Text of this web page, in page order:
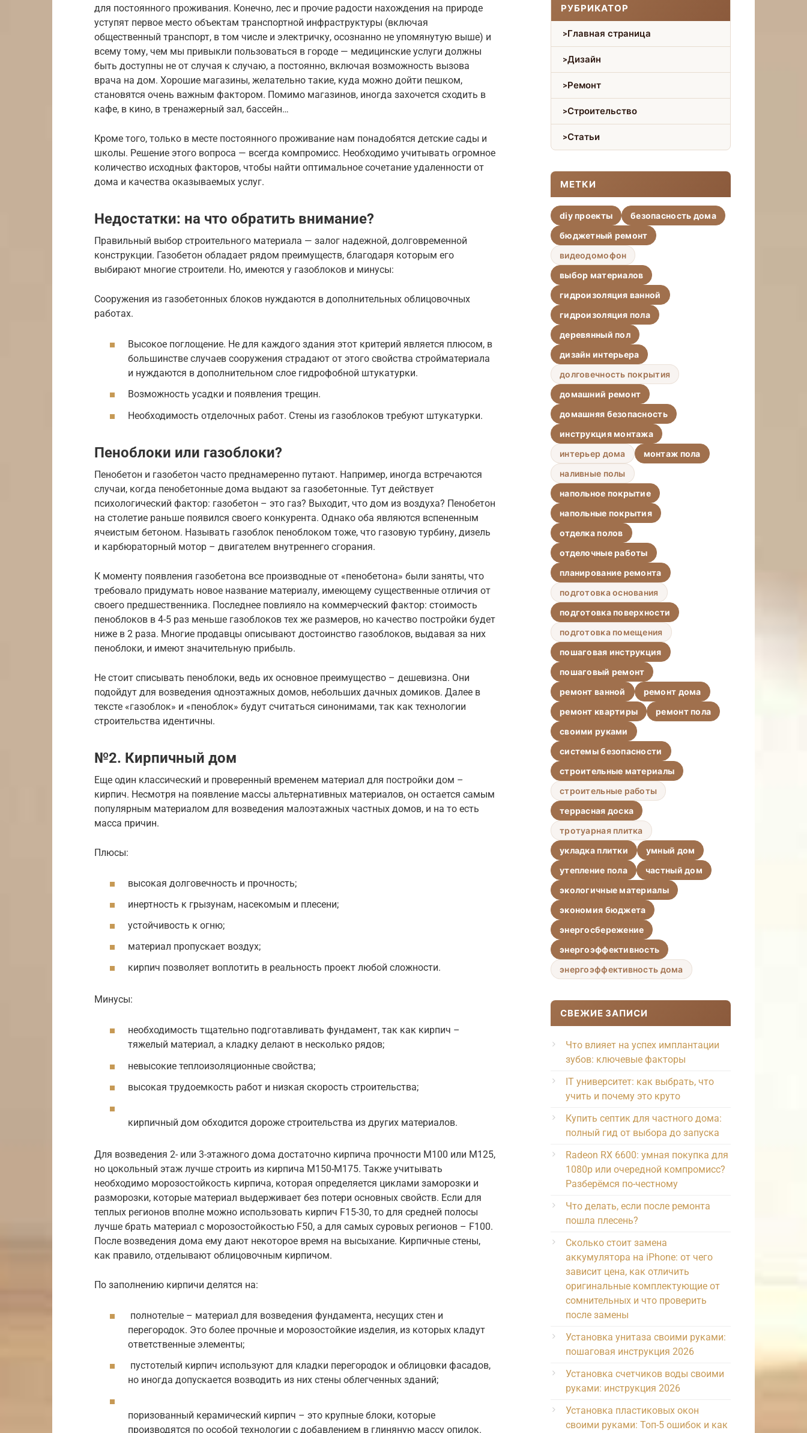
для постоянного проживания. Конечно, лес и прочие радости нахождения на природе
уступят первое место объектам транспортной инфраструктуры (включая
общественный транспорт, в том числе и электричку, осознанно не упомянутую выше) и
всему тому, чем мы привыкли пользоваться в городе — медицинские услуги должны
быть доступны не от случая к случаю, а постоянно, включая возможность вызова
врача на дом. Хорошие магазины, желательно такие, куда можно дойти пешком,
становятся очень важным фактором. Помимо магазинов, иногда захочется сходить в
кафе, в кино, в тренажерный зал, бассейн…
Кроме того, только в месте постоянного проживание нам понадобятся детские сады и
школы. Решение этого вопроса — всегда компромисс. Необходимо учитывать огромное
количество исходных факторов, чтобы найти оптимальное сочетание удаленности от
дома и качества оказываемых услуг.
Недостатки: на что обратить внимание?
Правильный выбор строительного материала — залог надежной, долговременной
конструкции. Газобетон обладает рядом преимуществ, благодаря которым его
выбирают многие строители. Но, имеются у газоблоков и минусы:
Сооружения из газобетонных блоков нуждаются в дополнительных облицовочных
работах.
Высокое поглощение. Не для каждого здания этот критерий является плюсом, в
большинстве случаев сооружения страдают от этого свойства стройматериала
и нуждаются в дополнительном слое гидрофобной штукатурки.
Возможность усадки и появления трещин.
Необходимость отделочных работ. Стены из газоблоков требуют штукатурки.
Пеноблоки или газоблоки?
Пенобетон и газобетон часто преднамеренно путают. Например, иногда встречаются
случаи, когда пенобетонные дома выдают за газобетонные. Тут действует
психологический фактор: газобетон – это газ? Выходит, что дом из воздуха? Пенобетон
на столетие раньше появился своего конкурента. Однако оба являются вспененным
ячеистым бетоном. Называть газоблок пеноблоком тоже, что газовую турбину, дизель
и карбюраторный мотор – двигателем внутреннего сгорания.
К моменту появления газобетона все производные от «пенобетона» были заняты, что
требовало придумать новое название материалу, имеющему существенные отличия от
своего предшественника. Последнее повлияло на коммерческий фактор: стоимость
пеноблоков в 4-5 раз меньше газоблоков тех же размеров, но качество постройки будет
ниже в 2 раза. Многие продавцы описывают достоинство газоблоков, выдавая за них
пеноблоки, и имеют значительную прибыль.
Не стоит списывать пеноблоки, ведь их основное преимущество – дешевизна. Они
подойдут для возведения одноэтажных домов, небольших дачных домиков. Далее в
тексте «газоблок» и «пеноблок» будут считаться синонимами, так как технологии
строительства идентичны.
№2. Кирпичный дом
Еще один классический и проверенный временем материал для постройки дом –
кирпич. Несмотря на появление массы альтернативных материалов, он остается самым
популярным материалом для возведения малоэтажных частных домов, и на то есть
масса причин.
Плюсы:
высокая долговечность и прочность;
инертность к грызунам, насекомым и плесени;
устойчивость к огню;
материал пропускает воздух;
кирпич позволяет воплотить в реальность проект любой сложности.
Минусы:
необходимость тщательно подготавливать фундамент, так как кирпич –
тяжелый материал, а кладку делают в несколько рядов;
невысокие теплоизоляционные свойства;
высокая трудоемкость работ и низкая скорость строительства;
кирпичный дом обходится дороже строительства из других материалов.
Для возведения 2- или 3-этажного дома достаточно кирпича прочности М100 или М125,
но цокольный этаж лучше строить из кирпича М150-М175. Также учитывать
необходимо морозостойкость кирпича, которая определяется циклами заморозки и
разморозки, которые материал выдерживает без потери основных свойств. Если для
теплых регионов вполне можно использовать кирпич F15-30, то для средней полосы
лучше брать материал с морозостойкостью F50, а для самых суровых регионов – F100.
После возведения дома ему дают некоторое время на высыхание. Кирпичные стены,
как правило, отделывают облицовочным кирпичом.
По заполнению кирпичи делятся на:
полнотелые – материал для возведения фундамента, несущих стен и
перегородок. Это более прочные и морозостойкие изделия, из которых кладут
ответственные элементы;
пустотелый кирпич используют для кладки перегородок и облицовки фасадов,
но иногда допускается возводить из них стены облегченных зданий;
поризованный керамический кирпич – это крупные блоки, которые
производятся по особой технологии с добавлением в глиняную массу опилок.
РУБРИКАТОР
Главная страница
Дизайн
Ремонт
Строительство
Статьи
МЕТКИ
diy проекты
безопасность дома
бюджетный ремонт
видеодомофон
выбор материалов
гидроизоляция ванной
гидроизоляция пола
деревянный пол
дизайн интерьера
долговечность покрытия
домашний ремонт
домашняя безопасность
инструкция монтажа
интерьер дома
монтаж пола
наливные полы
напольное покрытие
напольные покрытия
отделка полов
отделочные работы
планирование ремонта
подготовка основания
подготовка поверхности
подготовка помещения
пошаговая инструкция
пошаговый ремонт
ремонт ванной
ремонт дома
ремонт квартиры
ремонт пола
своими руками
системы безопасности
строительные материалы
строительные работы
террасная доска
тротуарная плитка
укладка плитки
умный дом
утепление пола
частный дом
экологичные материалы
экономия бюджета
энергосбережение
энергоэффективность
энергоэффективность дома
СВЕЖИЕ ЗАПИСИ
Что влияет на успех имплантации
зубов: ключевые факторы
IT университет: как выбрать, что
учить и почему это круто
Купить септик для частного дома:
полный гид от выбора до запуска
Radeon RX 6600: умная покупка для
1080p или очередной компромисс?
Разберёмся по-честному
Что делать, если после ремонта
пошла плесень?
Сколько стоит замена
аккумулятора на iPhone: от чего
зависит цена, как отличить
оригинальные комплектующие от
сомнительных и что проверить
после замены
Установка унитаза своими руками:
пошаговая инструкция 2026
Установка счетчиков воды своими
руками: инструкция 2026
Установка пластиковых окон
своими руками: Топ-5 ошибок и как